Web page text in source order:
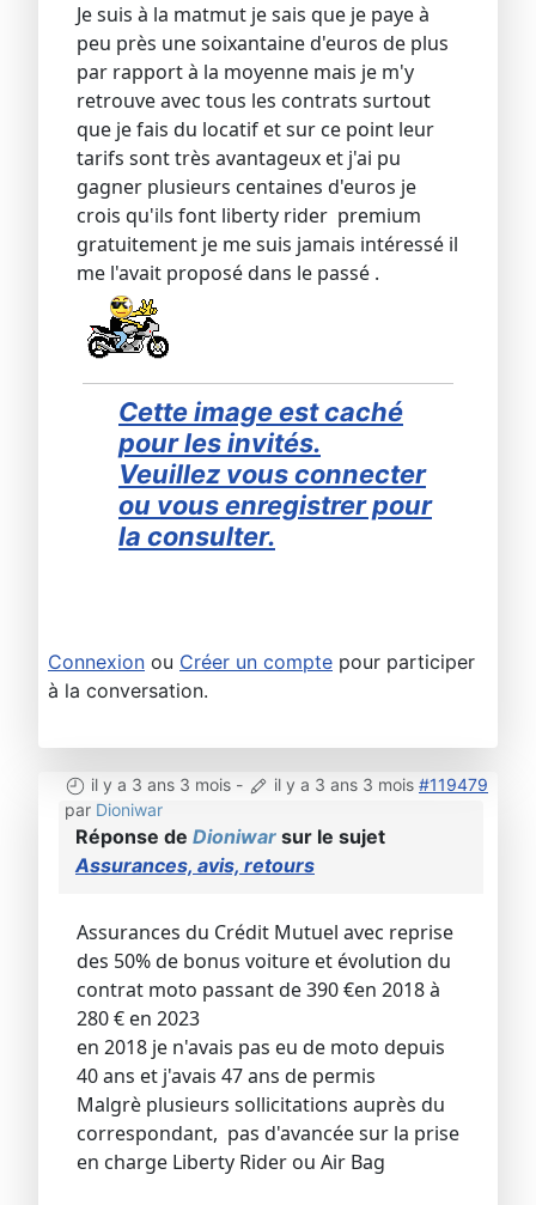
Je suis à la matmut je sais que je paye à
peu près une soixantaine d'euros de plus
par rapport à la moyenne mais je m'y
retrouve avec tous les contrats surtout
que je fais du locatif et sur ce point leur
tarifs sont très avantageux et j'ai pu
gagner plusieurs centaines d'euros je
crois qu'ils font liberty rider premium
gratuitement je me suis jamais intéressé il
me l'avait proposé dans le passé .
Cette image est caché
pour les invités.
Veuillez vous connecter
ou vous enregistrer pour
la consulter.
Connexion ou Créer un compte pour participer
à la conversation.
il y a 3 ans 3 mois - il y a 3 ans 3 mois #119479
par Dioniwar
Réponse de Dioniwar sur le sujet
Assurances, avis, retours
Assurances du Crédit Mutuel avec reprise
des 50% de bonus voiture et évolution du
contrat moto passant de 390 €en 2018 à
280 € en 2023
en 2018 je n'avais pas eu de moto depuis
40 ans et j'avais 47 ans de permis
Malgrè plusieurs sollicitations auprès du
correspondant, pas d'avancée sur la prise
en charge Liberty Rider ou Air Bag